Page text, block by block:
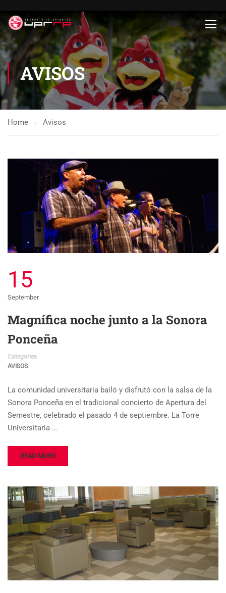
AVISOS
Home Avisos
15
September
Magnífica noche junto a la Sonora
Ponceña
Categories
AVISOS
La comunidad universitaria bailó y disfrutó con la salsa de la
Sonora Ponceña en el tradicional concierto de Apertura del
Semestre, celebrado el pasado 4 de septiembre. La Torre
Universitaria …
READ MORE